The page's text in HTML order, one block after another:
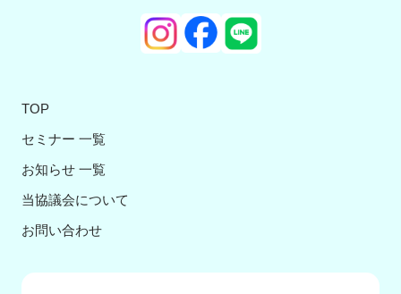
TOP
セミナー 一覧
お知らせ 一覧
当協議会について
お問い合わせ